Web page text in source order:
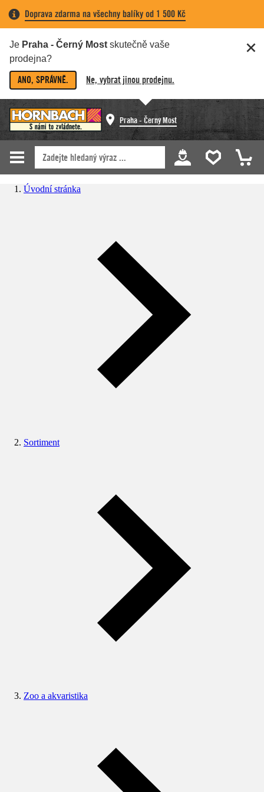
Doprava zdarma na všechny balíky od 1 500 Kč
Je Praha - Černý Most skutečně vaše
prodejna?
ANO, SPRÁVNĚ. Ne, vybrat jinou prodejnu.
Praha - Černý Most
Úvodní stránka
Sortiment
Zoo a akvaristika